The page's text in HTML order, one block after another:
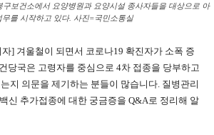
보건소에서 요양병원과 요양시설 종사자들을 대상으로 아
를 시작하고 있다. 사진=국민소통실
] 겨울철이 되면서 코로나19 확진자가 소폭 증
당국은 고령자를 중심으로 4차 접종을 당부하고
지 의문을 제기하는 분들이 많습니다. 질병관리
신 추가접종에 대한 궁금증을 Q&A로 정리해 알